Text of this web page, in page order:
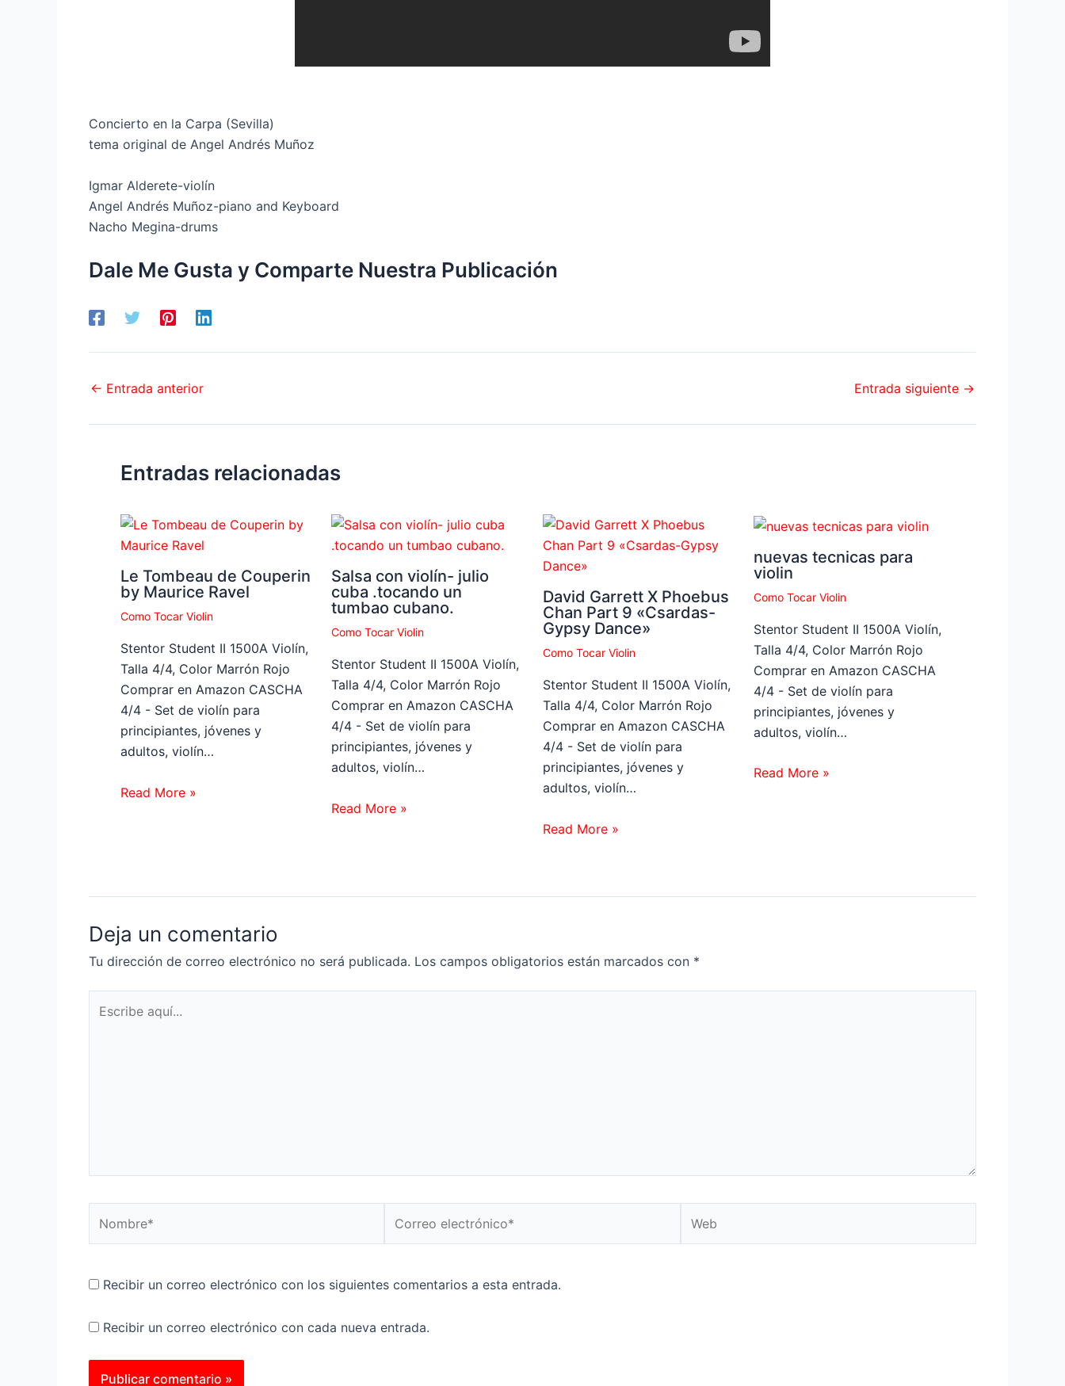
Concierto en la Carpa (Sevilla)
tema original de Angel Andrés Muñoz
Igmar Alderete-violín
Angel Andrés Muñoz-piano and Keyboard
Nacho Megina-drums
Dale Me Gusta y Comparte Nuestra Publicación
← Entrada anterior Entrada siguiente →
Entradas relacionadas
Le Tombeau de Couperin
by Maurice Ravel
Como Tocar Violin
Stentor Student II 1500A Violín,
Talla 4/4, Color Marrón Rojo
Comprar en Amazon CASCHA
4/4 - Set de violín para
principiantes, jóvenes y
adultos, violín…
Read More »
Salsa con violín- julio
cuba .tocando un
tumbao cubano.
Como Tocar Violin
Stentor Student II 1500A Violín,
Talla 4/4, Color Marrón Rojo
Comprar en Amazon CASCHA
4/4 - Set de violín para
principiantes, jóvenes y
adultos, violín…
Read More »
David Garrett X Phoebus
Chan Part 9 «Csardas-
Gypsy Dance»
Como Tocar Violin
Stentor Student II 1500A Violín,
Talla 4/4, Color Marrón Rojo
Comprar en Amazon CASCHA
4/4 - Set de violín para
principiantes, jóvenes y
adultos, violín…
Read More »
nuevas tecnicas para
violin
Como Tocar Violin
Stentor Student II 1500A Violín,
Talla 4/4, Color Marrón Rojo
Comprar en Amazon CASCHA
4/4 - Set de violín para
principiantes, jóvenes y
adultos, violín…
Read More »
Deja un comentario
Tu dirección de correo electrónico no será publicada. Los campos obligatorios están marcados con *
aquí...
electrónico*
Recibir un correo electrónico con los siguientes comentarios a esta entrada.
Recibir un correo electrónico con cada nueva entrada.